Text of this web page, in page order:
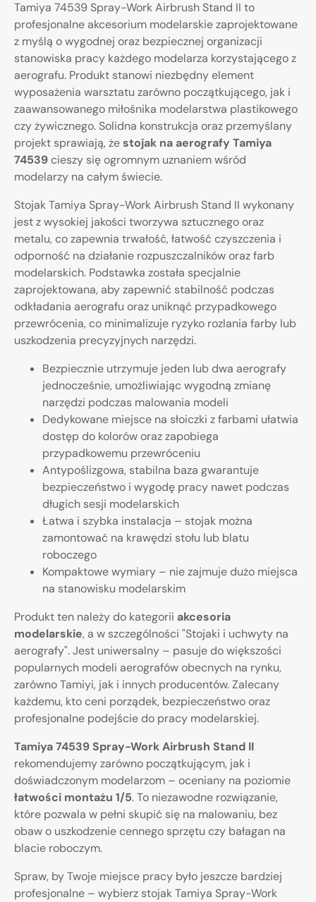
Tamiya 74539 Spray-Work Airbrush Stand II to
profesjonalne akcesorium modelarskie zaprojektowane
z myślą o wygodnej oraz bezpiecznej organizacji
stanowiska pracy każdego modelarza korzystającego z
aerografu. Produkt stanowi niezbędny element
wyposażenia warsztatu zarówno początkującego, jak i
zaawansowanego miłośnika modelarstwa plastikowego
czy żywicznego. Solidna konstrukcja oraz przemyślany
projekt sprawiają, żestojak na aerografy Tamiya
74539cieszy się ogromnym uznaniem wśród
modelarzy na całym świecie.
Stojak Tamiya Spray-Work Airbrush Stand II wykonany
jest z wysokiej jakości tworzywa sztucznego oraz
metalu, co zapewnia trwałość, łatwość czyszczenia i
odporność na działanie rozpuszczalników oraz farb
modelarskich. Podstawka została specjalnie
zaprojektowana, aby zapewnić stabilność podczas
odkładania aerografu oraz uniknąć przypadkowego
przewrócenia, co minimalizuje ryzyko rozlania farby lub
uszkodzenia precyzyjnych narzędzi.
Bezpiecznie utrzymuje jeden lub dwa aerografy
jednocześnie, umożliwiając wygodną zmianę
narzędzi podczas malowania modeli
Dedykowane miejsce na słoiczki z farbami ułatwia
dostęp do kolorów oraz zapobiega
przypadkowemu przewróceniu
Antypoślizgowa, stabilna baza gwarantuje
bezpieczeństwo i wygodę pracy nawet podczas
długich sesji modelarskich
Łatwa i szybka instalacja – stojak można
zamontować na krawędzi stołu lub blatu
roboczego
Kompaktowe wymiary – nie zajmuje dużo miejsca
na stanowisku modelarskim
Produkt ten należy do kategorii akcesoria
modelarskie, a w szczególności "Stojaki i uchwyty na
aerografy". Jest uniwersalny – pasuje do większości
popularnych modeli aerografów obecnych na rynku,
zarówno Tamiyi, jak i innych producentów. Zalecany
każdemu, kto ceni porządek, bezpieczeństwo oraz
profesjonalne podejście do pracy modelarskiej.
Tamiya 74539 Spray-Work Airbrush Stand II
rekomendujemy zarówno początkującym, jak i
doświadczonym modelarzom – oceniany na poziomie
łatwości montażu 1/5. To niezawodne rozwiązanie,
które pozwala w pełni skupić się na malowaniu, bez
obaw o uszkodzenie cennego sprzętu czy bałagan na
blacie roboczym.
Spraw, by Twoje miejsce pracy było jeszcze bardziej
profesjonalne – wybierz stojak Tamiya Spray-Work